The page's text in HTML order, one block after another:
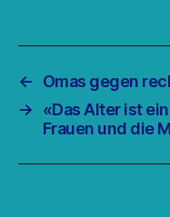
←
Omas gegen
→
«Das Alter ist
Frauen und die